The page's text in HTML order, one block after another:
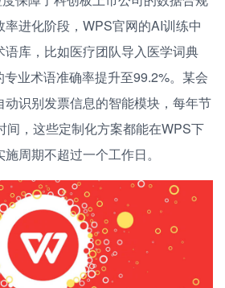
进化阶段，WPS官网的AI训练中
库，比如医疗团队导入医学词典
业术语准确率提升至99.2%。某会
识别发票信息的智能模块，每年节
间，这些定制化方案都能在WPS下
周期不超过一个工作日。